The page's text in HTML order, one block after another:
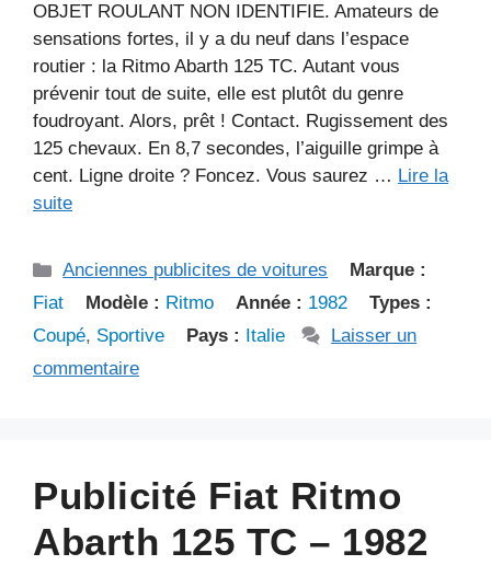
OBJET ROULANT NON IDENTIFIE. Amateurs de
sensations fortes, il y a du neuf dans l’espace
routier : la Ritmo Abarth 125 TC. Autant vous
prévenir tout de suite, elle est plutôt du genre
foudroyant. Alors, prêt ! Contact. Rugissement des
125 chevaux. En 8,7 secondes, l’aiguille grimpe à
cent. Ligne droite ? Foncez. Vous saurez … Lire la
suite
Catégories
Anciennes publicites de voitures
Marque :
Fiat
Modèle : Ritmo Année : 1982
Types :
Coupé, Sportive Pays : Italie
Laisser un
commentaire
Publicité Fiat Ritmo
Abarth 125 TC – 1982